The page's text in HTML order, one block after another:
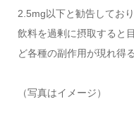
2.5mg以下と勧告してお
飲料を過剰に摂取すると
ど各種の副作用が現れ得
（写真はイメージ）